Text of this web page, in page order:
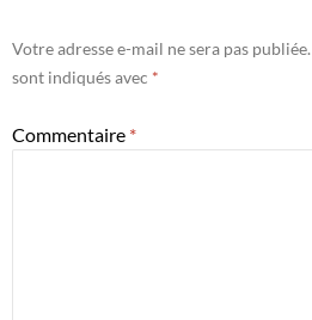
Votre adresse e-mail ne sera pas publiée.
sont indiqués avec *
Commentaire *